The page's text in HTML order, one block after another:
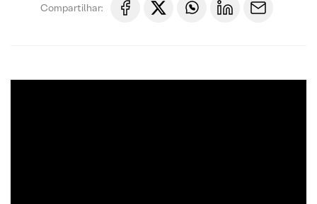
Compartilhar: